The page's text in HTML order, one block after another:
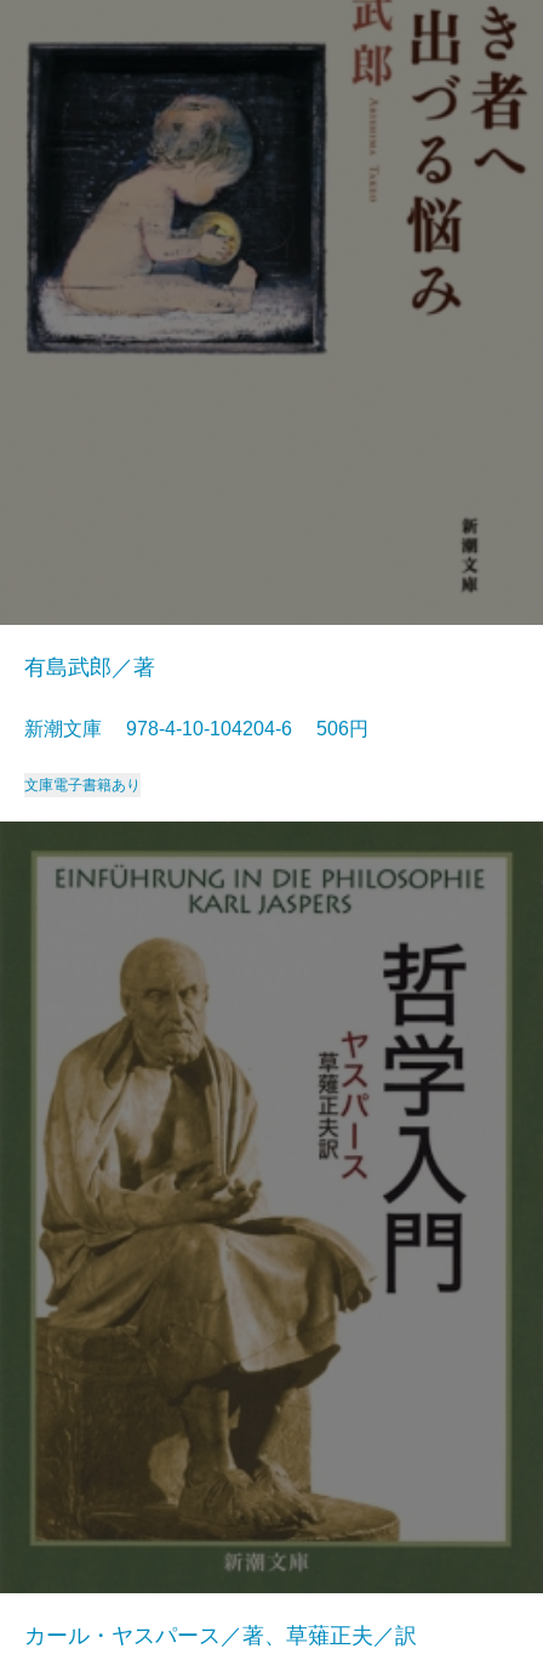
有島武郎／著
新潮文庫 978-4-10-104204-6 506円
文庫電子書籍あり
カール・ヤスパース／著、草薙正夫／訳